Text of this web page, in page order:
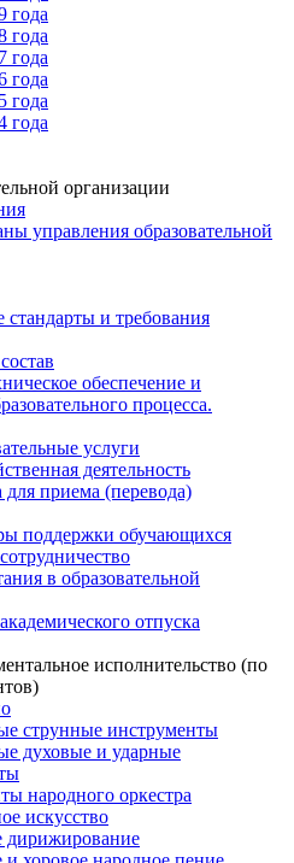
года
года
года
года
года
года
организации
управления образовательной
стандарты и требования
обеспечение и
процесса.
услуги
деятельность
приема (перевода)
поддержки обучающихся
в образовательной
отпуска
исполнительство (по
струнные инструменты
духовые и ударные
народного оркестра
искусство
дирижирование